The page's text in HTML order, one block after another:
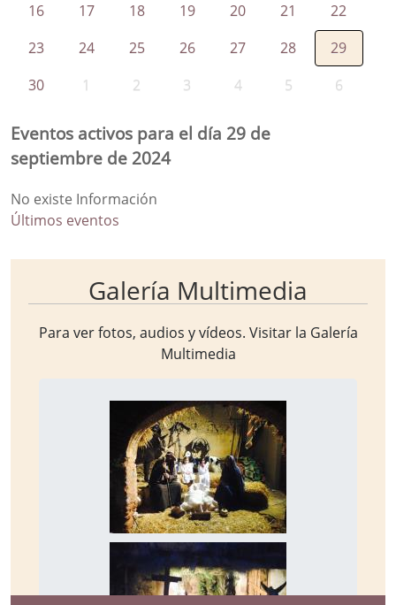
16 17 18 19 20 21
22
23
24 25 26 27 28
29
30
1 2 3 4 5 6
Eventos activos para el día 29 de
septiembre de 2024
No existe Información
Últimos eventos
Galería Multimedia
Para ver fotos, audios y vídeos. Visitar la Galería
Multimedia